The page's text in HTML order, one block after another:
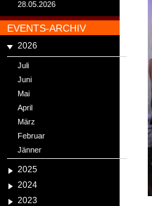
28.05.2026
EVENTS-ARCHIV
2026
Juli
Juni
Mai
April
März
Februar
Jänner
2025
2024
2023